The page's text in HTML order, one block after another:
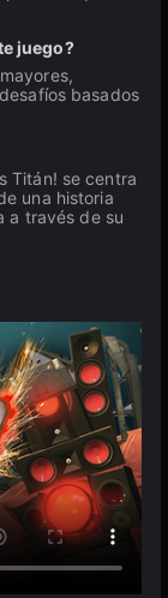
juego?
basados
Titán! se centra
una historia
a través de su